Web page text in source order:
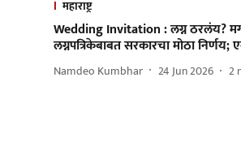
महाराष्ट्र
Wedding Invitation : लग्न ठरलंय?
लग्नपत्रिकेबाबत सरकारचा मोठा
Namdeo Kumbhar 24 Jun 2026 2